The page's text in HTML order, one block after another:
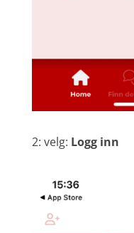
2: velg: Logg inn